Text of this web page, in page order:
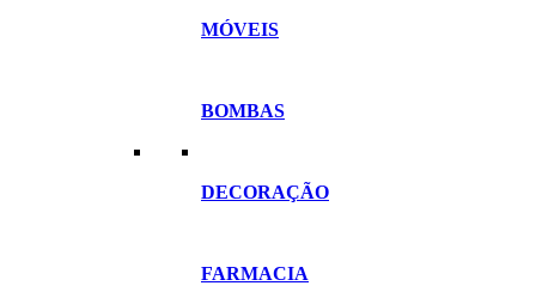
MÓVEIS
BOMBAS
DECORAÇÃO
FARMACIA